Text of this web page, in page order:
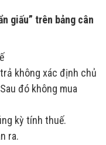
giấu” trên bảng cân
không xác định chủ
đó không mua
kỳ tính thuế.
ra.